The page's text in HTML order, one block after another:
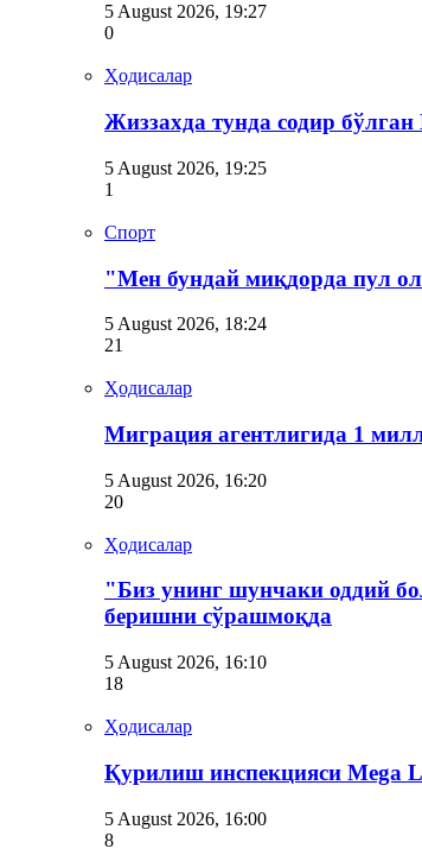
5 August 2026, 19:27
0
Ҳодисалар
Жиззахда тунда содир
5 August 2026, 19:25
1
Спорт
"Мен бундай миқдорда пул
5 August 2026, 18:24
21
Ҳодисалар
Миграция агентлигида 1
5 August 2026, 16:20
20
Ҳодисалар
"Биз унинг шунчаки оддий
беришни сўрашмоқда
5 August 2026, 16:10
18
Ҳодисалар
Қурилиш инспекцияси Мega
5 August 2026, 16:00
8